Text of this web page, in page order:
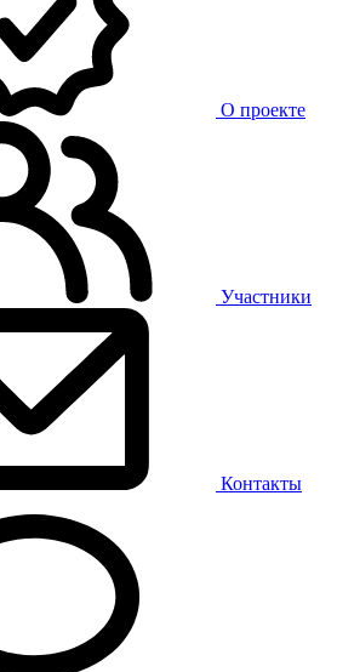
О проекте
Участники
Контакты